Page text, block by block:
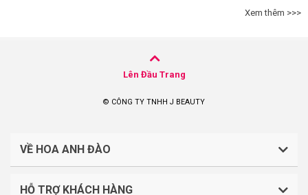
Xem thêm >>>
Lên Đầu Trang
© CÔNG TY TNHH J BEAUTY
VỀ HOA ANH ĐÀO
CÔNG TY TNHH J BEAUTY
HỖ TRỢ KHÁCH HÀNG